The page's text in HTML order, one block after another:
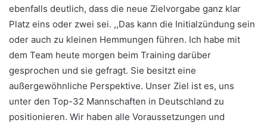
ebenfalls deutlich, dass die neue Zielvorgabe ganz klar
Platz eins oder zwei sei. ,,Das kann die Initialzündung sein
oder auch zu kleinen Hemmungen führen. Ich habe mit
dem Team heute morgen beim Training darüber
gesprochen und sie gefragt. Sie besitzt eine
außergewöhnliche Perspektive. Unser Ziel ist es, uns
unter den Top-32 Mannschaften in Deutschland zu
positionieren. Wir haben alle Voraussetzungen und